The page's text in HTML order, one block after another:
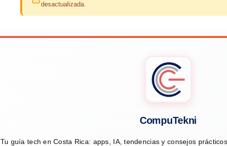
desactualizada.
CompuTekni
Tu guía tech en Costa Rica: apps, IA, tendencias y consejos